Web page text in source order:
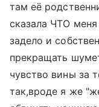
там её
сказала ЧТО
задело и
прекращать
чувство вины за
так,вроде я же